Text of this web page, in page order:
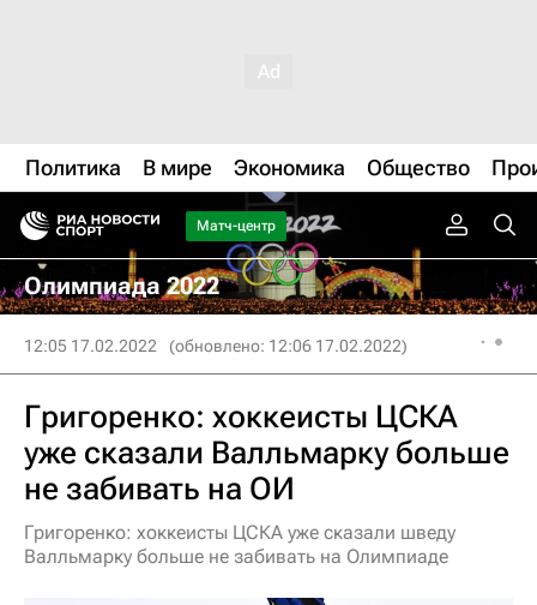
Политика В мире Экономика Общество
Матч-центр
Олимпиада 2022
12:05 17.02.2022 (обновлено: 12:06 17.02.2022)
Григоренко: хоккеисты ЦСКА
уже сказали Валльмарку больше
не забивать на ОИ
Григоренко: хоккеисты ЦСКА уже сказали шведу
Валльмарку больше не забивать на Олимпиаде